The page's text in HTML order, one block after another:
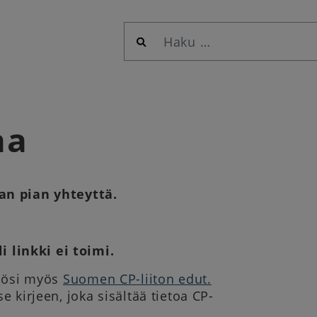
pian yhteyttä.
linkki ei toimi.
myös Suomen CP-liiton edut.
kirjeen, joka sisältää tietoa CP-